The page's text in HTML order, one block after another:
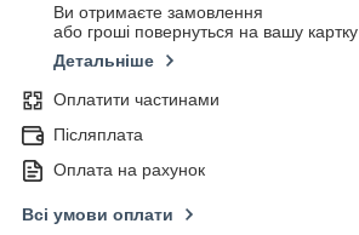
Ви отримаєте замовлення
або гроші повернуться на вашу картку
Детальніше
Оплатити частинами
Післяплата
Оплата на рахунок
Всі умови оплати